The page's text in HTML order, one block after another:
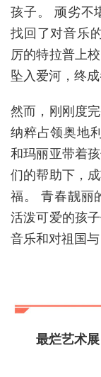
孩子。 顽劣不
找回了对音乐
厉的特拉普上
坠入爱河，终成
然而，刚刚度
纳粹占领奥地
和玛丽亚带着
们的帮助下，
福。 青春靓丽
活泼可爱的孩
音乐和对祖国
最烂艺术展